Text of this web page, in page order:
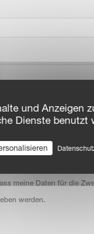
Nutzungsbedingungen
meine Daten für die
werden.
und Anzeigen
Dienste benutzt